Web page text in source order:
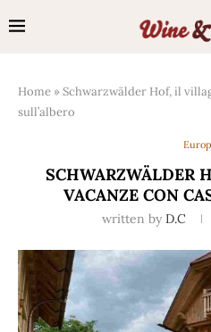
Home »Schwarzwälder Hof, il
sull’albero
SCHWARZWÄLDER
VACANZE CON
written by D.C